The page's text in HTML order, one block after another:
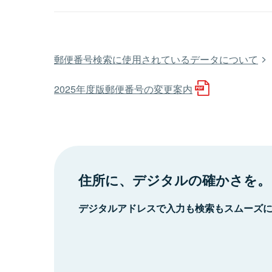
郵便番号検索に使用されているデータについて
2025年度版郵便番号の変更案内
住所に、デジタルの確かさを。
デジタルアドレスで入力も検索もスムーズ